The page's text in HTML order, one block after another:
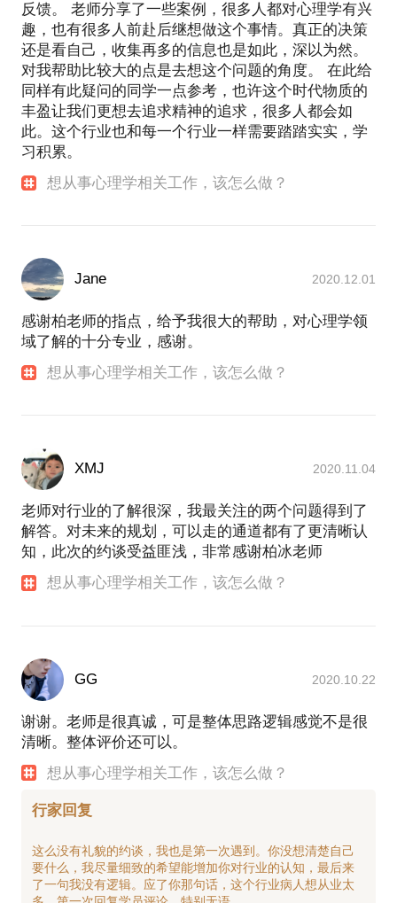
反馈。 老师分享了一些案例，很多人都对心理学有兴
趣，也有很多人前赴后继想做这个事情。真正的决策
还是看自己，收集再多的信息也是如此，深以为然。
对我帮助比较大的点是去想这个问题的角度。 在此给
同样有此疑问的同学一点参考，也许这个时代物质的
丰盈让我们更想去追求精神的追求，很多人都会如
此。这个行业也和每一个行业一样需要踏踏实实，学
习积累。
想从事心理学相关工作，该怎么做？
Jane 2020.12.01
感谢柏老师的指点，给予我很大的帮助，对心理学领
域了解的十分专业，感谢。
想从事心理学相关工作，该怎么做？
XMJ 2020.11.04
老师对行业的了解很深，我最关注的两个问题得到了
解答。对未来的规划，可以走的通道都有了更清晰认
知，此次的约谈受益匪浅，非常感谢柏冰老师
想从事心理学相关工作，该怎么做？
GG 2020.10.22
谢谢。老师是很真诚，可是整体思路逻辑感觉不是很
清晰。整体评价还可以。
想从事心理学相关工作，该怎么做？
行家回复
这么没有礼貌的约谈，我也是第一次遇到。你没想清楚自己
要什么，我尽量细致的希望能增加你对行业的认知，最后来
了一句我没有逻辑。应了你那句话，这个行业病人想从业太